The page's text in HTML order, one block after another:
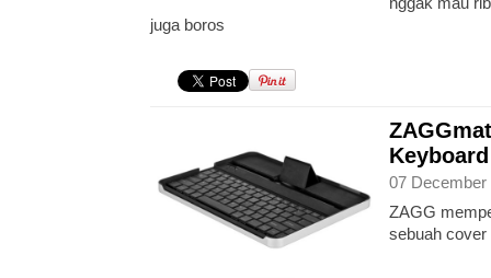
juga boros
Keyboard
07
ZAGG
sebuah cover